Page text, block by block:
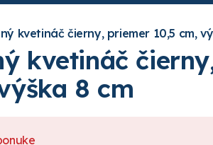
kvetináč čierny, priemer 10,5 cm,
kvetináč
8 cm